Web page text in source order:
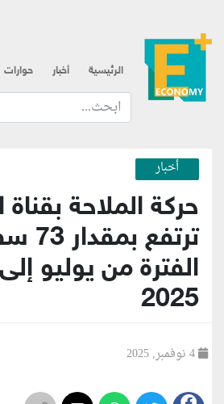
الرئيسية أخبار حوارات
ابحث عن... :
أخبار
حركة الملاحة
الفترة من يوليو
2025